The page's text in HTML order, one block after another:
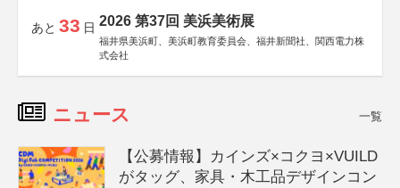
あと 33 日 2026 第37回 美浜美術展
福井県美浜町、美浜町教育委員会、福井新聞社、関西電力株
式会社
ニュース 一覧
【公募情報】カインズ×コクヨ×VUILD
がタッグ、家具・木工品デザインコン